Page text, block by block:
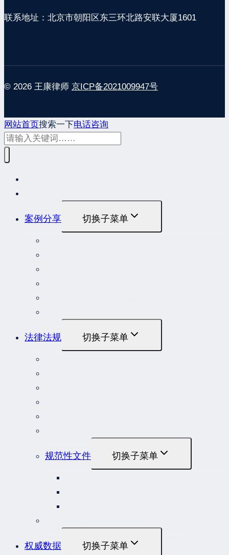
联系地址：北京市朝阳区东三环北路安联大厦1601
© 2026 王康律师 京ICP备2021009947号
网站首页搜索一下电话咨询
案例分享 切换子菜单
法律法规 切换子菜单
规范性文件 切换子菜单
权威数据 切换子菜单